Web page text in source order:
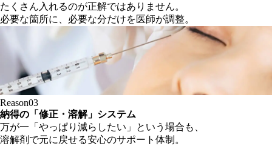
たくさん入れるのが正解ではありません。
必要な箇所に、必要な分だけを医師が調整。
Reason03
納得の「修正・溶解」システム
万が一「やっぱり減らしたい」という場合も、
溶解剤で元に戻せる安心のサポート体制。